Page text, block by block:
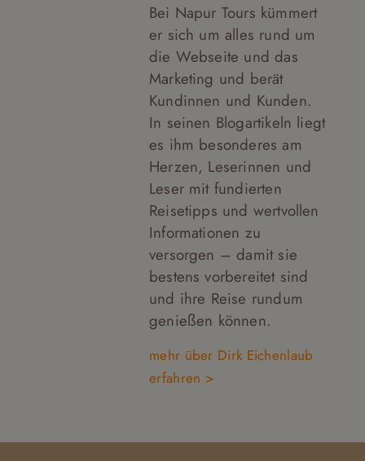
Bei Napur Tours kümmert
er sich um alles rund um
die Webseite und das
Marketing und berät
Kundinnen und Kunden.
In seinen Blogartikeln liegt
es ihm besonderes am
Herzen, Leserinnen und
Leser mit fundierten
Reisetipps und wertvollen
Informationen zu
versorgen – damit sie
bestens vorbereitet sind
und ihre Reise rundum
genießen können.
mehr über Dirk Eichenlaub
erfahren >